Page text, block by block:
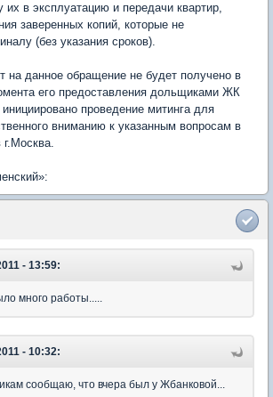
их в эксплуатацию и передачи квартир,
заверенных копий, которые не
(без указания сроков).
на данное обращение не будет получено в
его предоставления дольщиками ЖК
проведение митинга для
вниманию к указанным вопросам в
г.Москва.
- 13:59:
много работы.....
- 10:32:
сообщаю, что вчера был у Жбанковой...